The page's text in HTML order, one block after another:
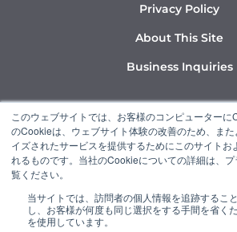
このウェブサイトでは、お客様のコンピューターに
のCookieは、ウェブサイト体験の改善のため、ま
イズされたサービスを提供するためにこのサイトお
れるものです。当社のCookieについての詳細は、
覧ください。
当サイトでは、訪問者の個人情報を追跡するこ
し、お客様が何度も同じ選択をする手間を省く
を使用しています。
Privacy Policy
About This Site
Business Inquiries
Y
o
u
t
b
I
n
s
t
g
“NARUMI” is a member of the